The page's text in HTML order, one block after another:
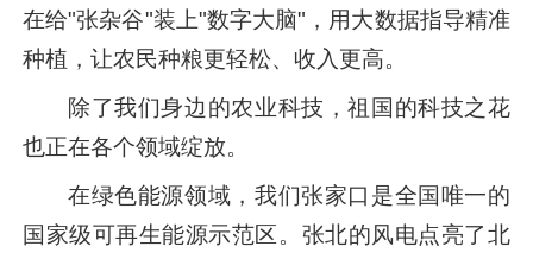
在给"张杂谷"装上"数字大脑"，用大数据指导精准
种植，让农民种粮更轻松、收入更高。
除了我们身边的农业科技，祖国的科技之花
也正在各个领域绽放。
在绿色能源领域，我们张家口是全国唯一的
国家级可再生能源示范区。张北的风电点亮了北